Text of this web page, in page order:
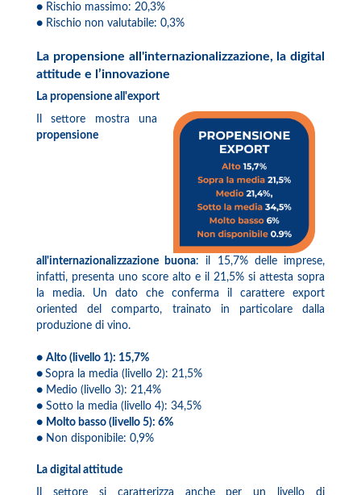
● Rischio massimo: 20,3%
● Rischio non valutabile: 0,3%
La propensione all'internazionalizzazione, la digital
attitude e l’innovazione
La propensione all'export
Il settore mostra una
propensione
all'internazionalizzazione buona: il 15,7% delle imprese,
infatti, presenta uno score alto e il 21,5% si attesta sopra
la media. Un dato che conferma il carattere export
oriented del comparto, trainato in particolare dalla
produzione di vino.
● Alto (livello 1): 15,7%
● Sopra la media (livello 2): 21,5%
● Medio (livello 3): 21,4%
● Sotto la media (livello 4): 34,5%
● Molto basso (livello 5): 6%
● Non disponibile: 0,9%
La digital attitude
Il settore si caratterizza anche per un livello di